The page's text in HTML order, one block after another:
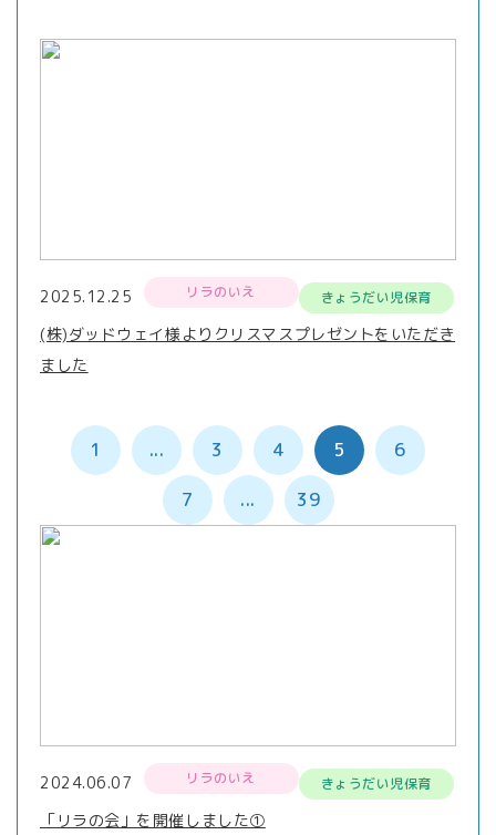
2025.12.25 リラのいえ きょうだい児保育
(株)ダッドウェイ様よりクリスマスプレゼントをいただき
ました
1 ... 3 4 5 6
7 ... 39
2024.06.07 リラのいえ きょうだい児保育
「リラの会」を開催しました①